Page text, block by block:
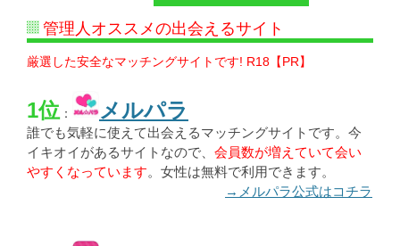
管理人オススメの出会えるサイト
厳選した安全なマッチングサイトです! R18【PR】
1位 ： メルパラ
誰でも気軽に使えて出会えるマッチングサイトです。今
イキオイがあるサイトなので、 会員数が増えていて会い
やすくなっています。女性は無料で利用できます。
→メルパラ公式はコチラ